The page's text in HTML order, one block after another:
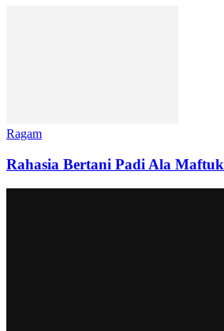
Ragam
Rahasia Bertani Padi Ala